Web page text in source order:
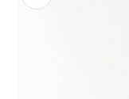
Previous